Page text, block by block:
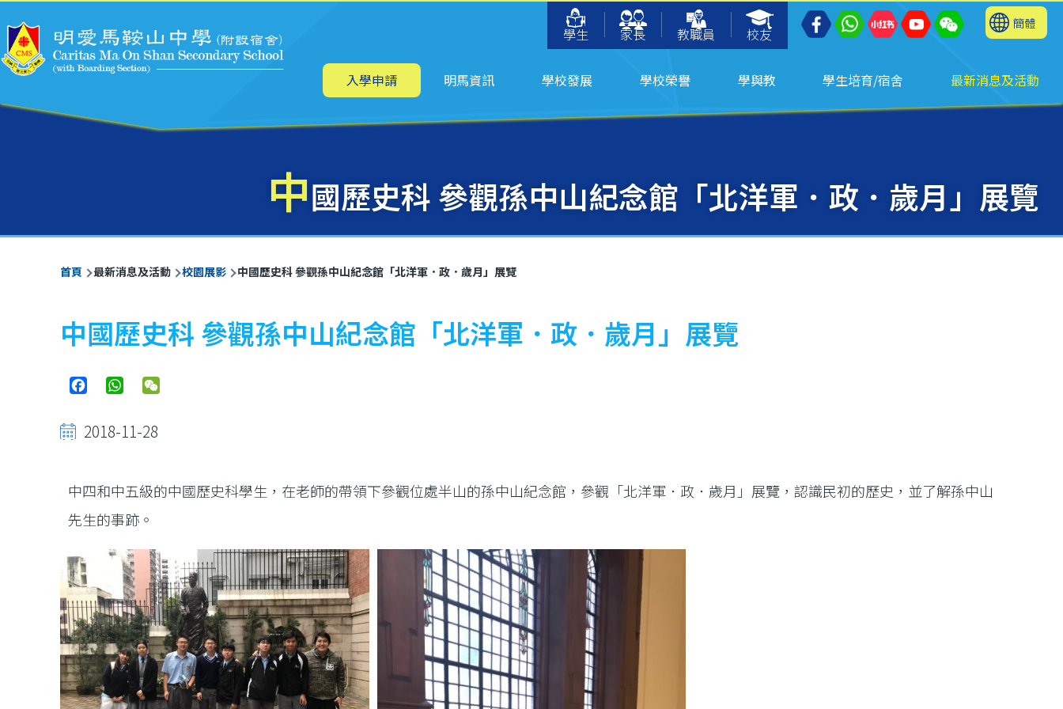
學生
家長 教職員 校友
簡體
主
航 入學申請 明馬資訊 學校發展 學校榮譽 學與教 學生培育/宿舍 最新消息及活動
中國歷史科 參觀孫中山紀念館「北洋軍．政．歲月」展覽
導
航
連
結
首頁 最新消息及活動 校園展影 中國歷史科 參觀孫中山紀念館「北洋軍．政．歲月」展覽
中國歷史科 參觀孫中山紀念館「北洋軍．政．歲月」展覽
FacebookWhatsApp
2018-11-28
中四和中五級的中國歷史科學生，在老師的帶領下參觀位處半山的孫中山紀念館，參觀「北洋軍．政．歲月」展覽，認識民初的歷史，並了解孫中山
先生的事跡。